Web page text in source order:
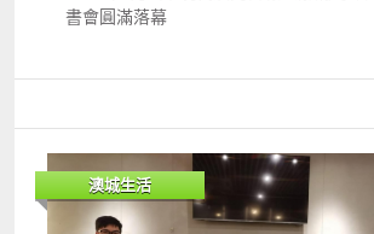
的狂歡吧！ 活動詳情 2025澳門國際美食
羅馬廣場及勵駿大道更多資訊：
tsgastronomyfest2025圖片來源：明報
門銀河
ldquo;漂浮頌缽音療rdquo;。漂浮在水面
心服務更是讓人倍感開懷。清爽解暑的
康低脂的牛油果茶點，綿密清甜，沁涼舒
愈之旅畫上了完美的句號。每一口美食，
書會圓滿落幕
澳城生活